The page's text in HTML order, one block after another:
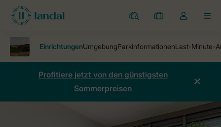
Ferienparks
Meine
Dropdown-
öffnen
Profitiere jetzt von den günstigsten
Sommerpreisen
Einrichtungen